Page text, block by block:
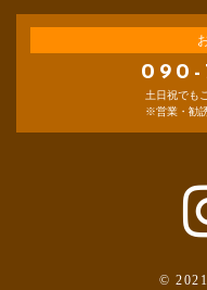
090-
土日祝でも
※営業・勧
© 2021